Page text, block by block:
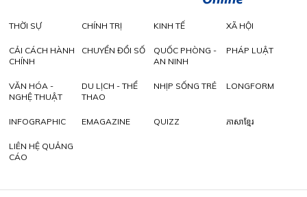
THỜI SỰ CHÍNH TRỊ KINH TẾ XÃ HỘI
CẢI CÁCH HÀNH
CHÍNH
CHUYỂN ĐỔI SỐ
QUỐC PHÒNG -
AN NINH
PHÁP LUẬT
VĂN HÓA -
NGHỆ THUẬT
DU LỊCH - THỂ
THAO
NHỊP SỐNG TRẺ LONGFORM
INFOGRAPHIC EMAGAZINE QUIZZ ភាសាខ្មែរ
LIÊN HỆ QUẢNG
CÁO